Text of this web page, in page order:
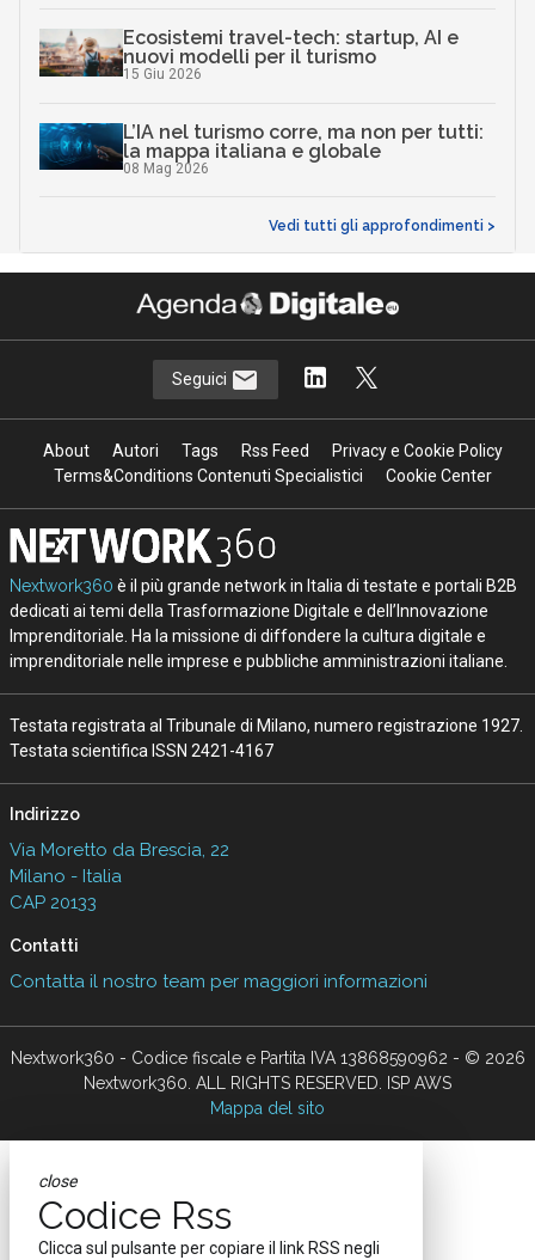
Ecosistemi travel-tech: startup, AI e
nuovi modelli per il turismo
15 Giu 2026
L’IA nel turismo corre, ma non per tutti:
la mappa italiana e globale
08 Mag 2026
Vedi tutti gli approfondimenti >
Seguici
About Autori Tags Rss Feed
Privacy e Cookie Policy
Terms&Conditions Contenuti Specialistici
Cookie Center
Nextwork360 è il più grande network in Italia di testate e portali B2B
dedicati ai temi della Trasformazione Digitale e dell’Innovazione
Imprenditoriale. Ha la missione di diffondere la cultura digitale e
imprenditoriale nelle imprese e pubbliche amministrazioni italiane.
Testata registrata al Tribunale di Milano, numero registrazione 1927.
Testata scientifica ISSN 2421-4167
Indirizzo
Via Moretto da Brescia, 22
Milano - Italia
CAP 20133
Contatti
Contatta il nostro team per maggiori informazioni
Nextwork360 - Codice fiscale e Partita IVA 13868590962 - © 2026
Nextwork360. ALL RIGHTS RESERVED. ISP AWS
Mappa del sito
close
Codice Rss
Clicca sul pulsante per copiare il link RSS negli